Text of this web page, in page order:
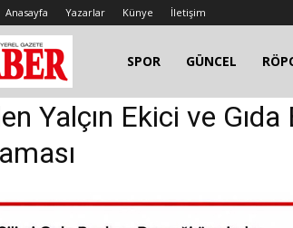
Anasayfa Yazarlar Künye İletişim
SPOR GÜNCEL
Yalçın Ekici ve Gıda